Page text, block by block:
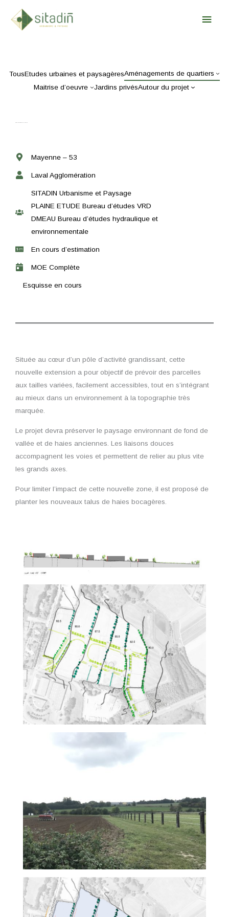
contenu
TousEtudes urbaines et paysagèresAménagements de quartiers
Maitrise d’oeuvre
Jardins privésAutour du projet
Mayenne – 53
Laval Agglomération
SITADIN Urbanisme et Paysage
PLAINE ETUDE Bureau d’études VRD
DMEAU Bureau d’études hydraulique et
environnementale
En cours d’estimation
MOE Complète
Esquisse en cours
Située au cœur d’un pôle d’activité grandissant, cette
nouvelle extension a pour objectif de prévoir des parcelles
aux tailles variées, facilement accessibles, tout en s’intégrant
au mieux dans un environnement à la topographie très
marquée.
Le projet devra préserver le paysage environnant de fond de
vallée et de haies anciennes. Les liaisons douces
accompagnent les voies et permettent de relier au plus vite
les grands axes.
Pour limiter l’impact de cette nouvelle zone, il est proposé de
planter les nouveaux talus de haies bocagères.